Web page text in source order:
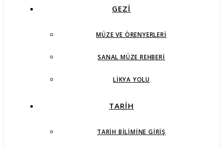
GEZİ
MÜZE VE ÖRENYERLERI
SANAL MÜZE REHBERI
LIKYA YOLU
TARİH
TARIH BILIMINE GIRIŞ